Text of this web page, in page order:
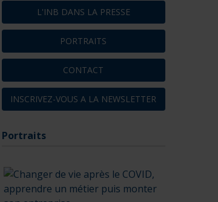
L'INB DANS LA PRESSE
PORTRAITS
CONTACT
INSCRIVEZ-VOUS A LA NEWSLETTER
Portraits